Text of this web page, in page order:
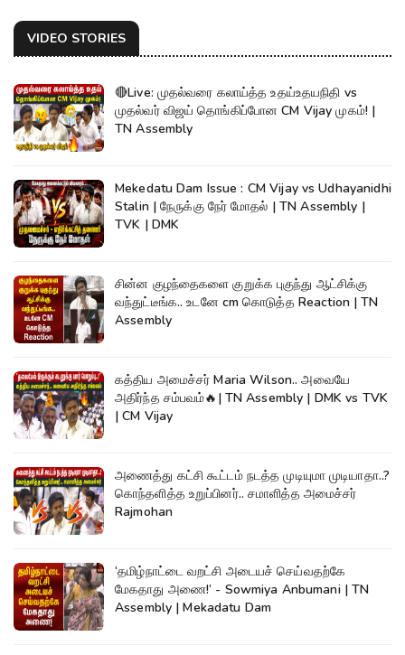
VIDEO STORIES
🔴Live: முதல்வரை கலாய்த்த உதய்உதயநிதி vs
முதல்வர் விஜய் தொங்கிப்போன CM Vijay முகம்! |
TN Assembly
Mekedatu Dam Issue : CM Vijay vs Udhayanidhi
Stalin | நேருக்கு நேர் மோதல் | TN Assembly |
TVK | DMK
சின்ன குழந்தைகளை குறுக்க புகுந்து ஆட்சிக்கு
வந்துட்டீங்க.. உடனே cm கொடுத்த Reaction | TN
Assembly
கத்திய அமைச்சர் Maria Wilson.. அவையே
அதிர்ந்த சம்பவம்🔥| TN Assembly | DMK vs TVK
| CM Vijay
அணைத்து கட்சி கூட்டம் நடத்த முடியுமா முடியாதா..?
கொந்தளித்த உறுப்பினர்.. சமாளித்த அமைச்சர்
Rajmohan
‘தமிழ்நாட்டை வறட்சி அடையச் செய்வதற்கே
மேகதாது அணை!’ - Sowmiya Anbumani | TN
Assembly | Mekadatu Dam